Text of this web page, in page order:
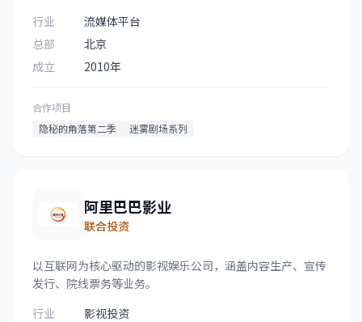
行业
流媒体平台
总部
北京
成立
2010年
合作项目
隐秘的角落第二季
迷雾剧场系列
阿里巴巴影业
联合投资
以互联网为核心驱动的影视娱乐公司，涵盖内容生产、宣传
发行、院线票务等业务。
行业
影视投资